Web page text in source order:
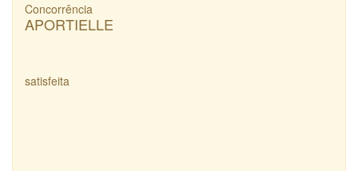
Concorrência
APORTIELLE
satisfeita